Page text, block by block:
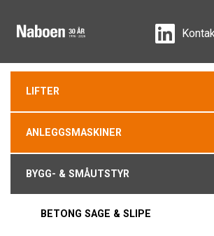
LIFTER
ANLEGGSMASKINER
BYGG- & SMÅUTSTYR
BETONG SAGE & SLIPE